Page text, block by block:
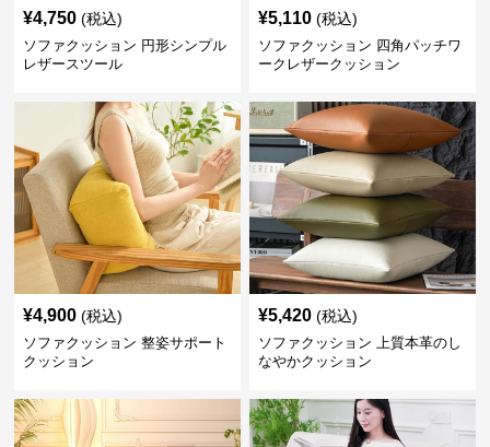
¥4,750 (税込)
ソファクッション 円形シンプル
レザースツール
¥5,110 (税込)
ソファクッション 四角パッチワ
ークレザークッション
¥4,900 (税込)
ソファクッション 整姿サポート
クッション
¥5,420 (税込)
ソファクッション 上質本革のし
なやかクッション